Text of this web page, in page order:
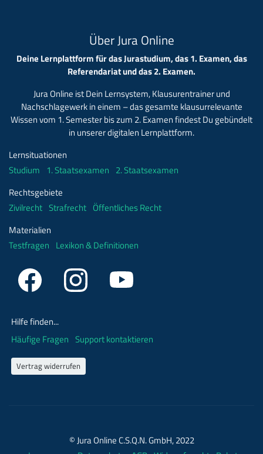
Über Jura Online
Deine Lernplattform für das Jurastudium, das 1. Examen, das
Referendariat und das 2. Examen.
Jura Online ist Dein Lernsystem, Klausurentrainer und
Nachschlagewerk in einem – das gesamte klausurrelevante
Wissen vom 1. Semester bis zum 2. Examen findest Du gebündelt
in unserer digitalen Lernplattform.
Lernsituationen
Studium 1. Staatsexamen 2. Staatsexamen
Rechtsgebiete
Zivilrecht Strafrecht Öffentliches Recht
Materialien
Testfragen Lexikon & Definitionen
Hilfe finden...
Häufige Fragen Support kontaktieren
Vertrag widerrufen
© Jura Online C.S.Q.N. GmbH, 2022